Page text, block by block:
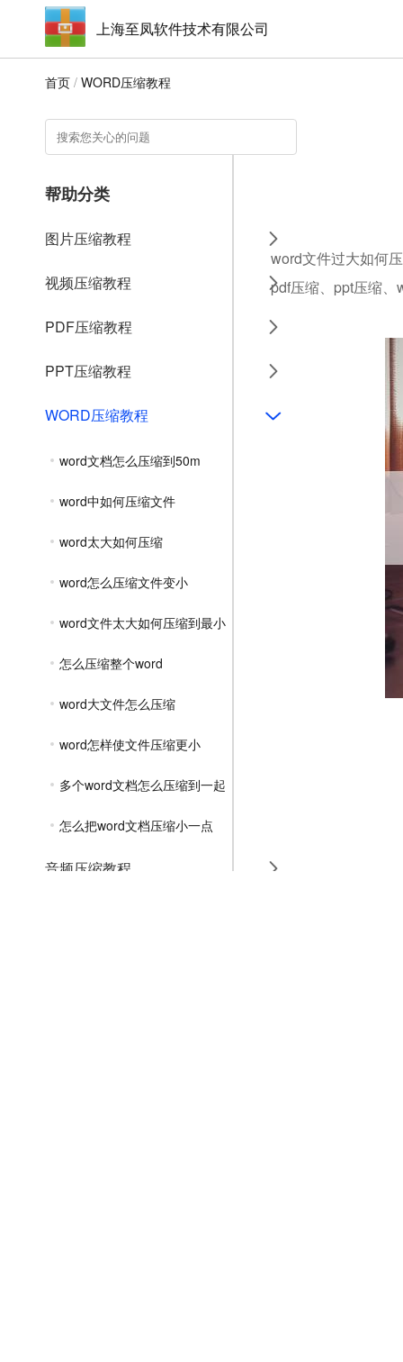
上海至凤软件技术有限公司
首页 / WORD压缩教程
帮助分类
图片压缩教程
视频压缩教程
PDF压缩教程
PPT压缩教程
WORD压缩教程
word文档怎么压缩到50m
word中如何压缩文件
word太大如何压缩
word怎么压缩文件变小
word文件太大如何压缩到最小
怎么压缩整个word
word大文件怎么压缩
word怎样使文件压缩更小
多个word文档怎么压缩到一起
怎么把word文档压缩小一点
音频压缩教程
word文件过大如何
pdf压缩、ppt压缩